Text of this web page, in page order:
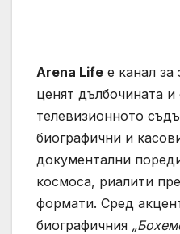
Arena Life е канал за
ценят дълбочината
телевизионното
биографични и
документални
космоса, риалити
формати. Сред
биографичния